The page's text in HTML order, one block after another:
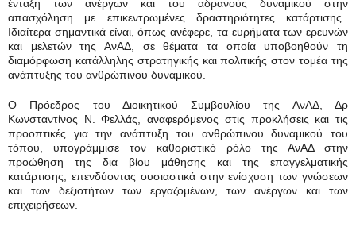
ένταξη των ανέργων και του αδρανούς δυναμικού στην
απασχόληση με επικεντρωμένες δραστηριότητες κατάρτισης.
Ιδιαίτερα σημαντικά είναι, όπως ανέφερε, τα ευρήματα των ερευνών
και μελετών της ΑνΑΔ, σε θέματα τα οποία υποβοηθούν τη
διαμόρφωση κατάλληλης στρατηγικής και πολιτικής στον τομέα της
ανάπτυξης του ανθρώπινου δυναμικού.
Ο Πρόεδρος του Διοικητικού Συμβουλίου της ΑνΑΔ, Δρ
Κωνσταντίνος Ν. Φελλάς, αναφερόμενος στις προκλήσεις και τις
προοπτικές για την ανάπτυξη του ανθρώπινου δυναμικού του
τόπου, υπογράμμισε τον καθοριστικό ρόλο της ΑνΑΔ στην
προώθηση της δια βίου μάθησης και της επαγγελματικής
κατάρτισης, επενδύοντας ουσιαστικά στην ενίσχυση των γνώσεων
και των δεξιοτήτων των εργαζομένων, των ανέργων και των
επιχειρήσεων.